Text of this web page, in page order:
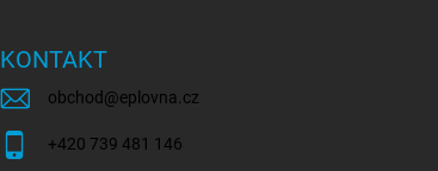
KONTAKT
obchod @eplovna.cz
+420 739 481 146